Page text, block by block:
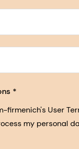
San Francisco,
firmenich's User
my personal